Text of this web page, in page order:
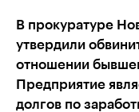
В прокуратуре
утвердили
отношении
Предприятие
долгов по